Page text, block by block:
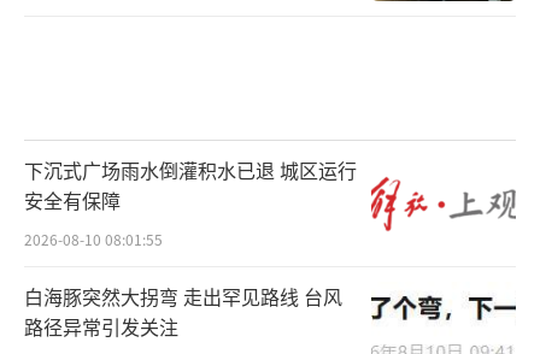
下沉式广场雨水倒灌积水已退 城区运行
安全有保障
2026-08-10 08:01:55
白海豚突然大拐弯 走出罕见路线 台风
路径异常引发关注